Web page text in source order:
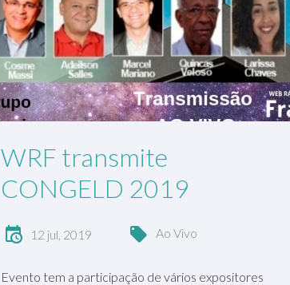
WRF transmite
CONGELD 2019
12 jul, 2019 Ao Vivo
Evento tem a participação de vários expositores